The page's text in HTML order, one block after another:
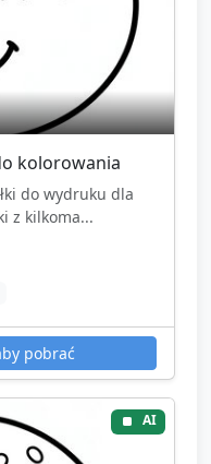
kolorowania
do wydruku dla
z kilkoma...
pobrać
AI